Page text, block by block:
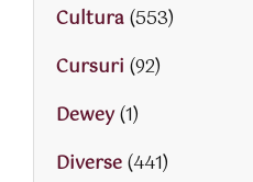
Cultura(553)
Cursuri (92)
Dewey(1)
Diverse(441)